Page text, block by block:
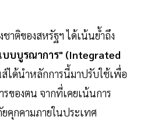
าติของสหรัฐฯ ได้เน้นย้ำถึง
บบบูรณาการ" (Integrated
ได้นำหลักการนี้มาปรับใช้เพื่อ
ของตน จากที่เคยเน้นการ
คุกคามภายในประเทศ